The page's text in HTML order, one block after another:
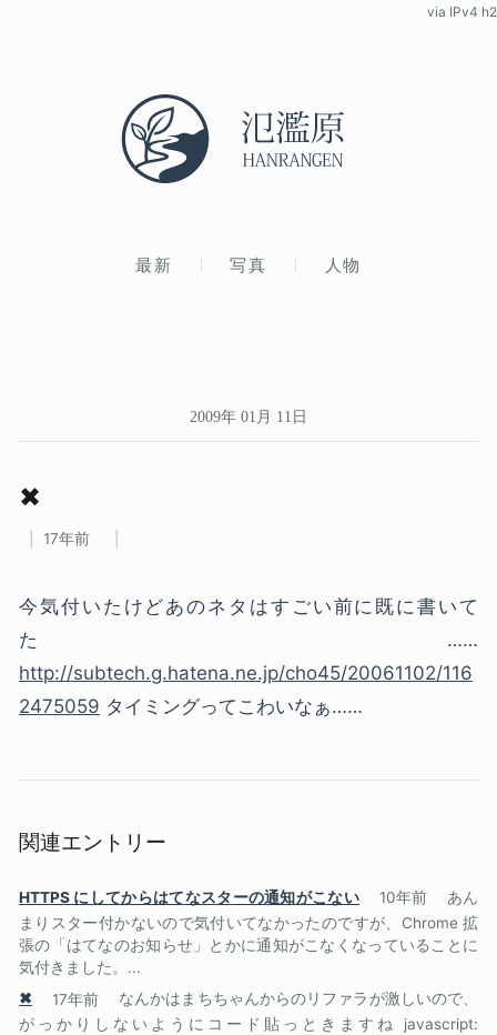
最新 写真 人物
via IPv4 h2
2009年 01月 11日
✖
17年前
今気付いたけどあのネタはすごい前に既に書いて
た……
http://subtech.g.hatena.ne.jp/cho45/20061102/116
2475059 タイミングってこわいなぁ……
関連エントリー
HTTPS にしてからはてなスターの通知がこない 10年前
あん
まりスター付かないので気付いてなかったのですが、Chrome 拡
張の「はてなのお知らせ」とかに通知がこなくなっていることに
気付きました。...
✖
17年前
なんかはまちちゃんからのリファラが激しいので、
がっかりしないようにコード貼っときますね javascript: